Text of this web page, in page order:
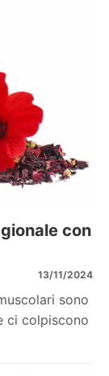
con
13/11/2024
sono
ci colpiscono